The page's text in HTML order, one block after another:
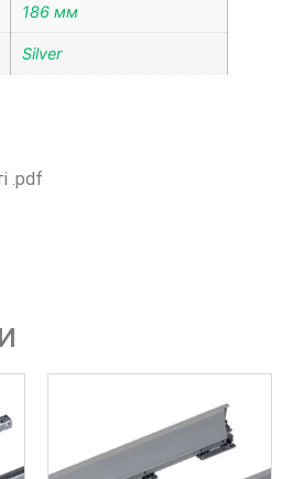
186 мм
Silver
.pdf